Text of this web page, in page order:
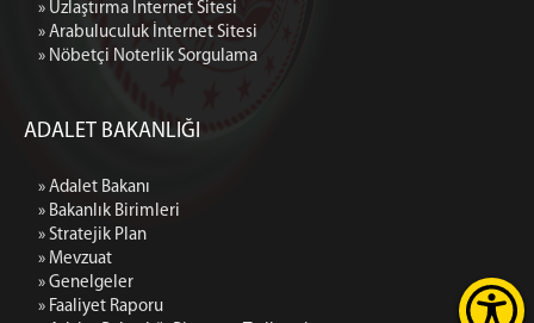
» Uzlaştırma İnternet Sitesi
» Arabuluculuk İnternet Sitesi
» Nöbetçi Noterlik Sorgulama
ADALET BAKANLIĞI
» Adalet Bakanı
» Bakanlık Birimleri
» Stratejik Plan
» Mevzuat
» Genelgeler
» Faaliyet Raporu